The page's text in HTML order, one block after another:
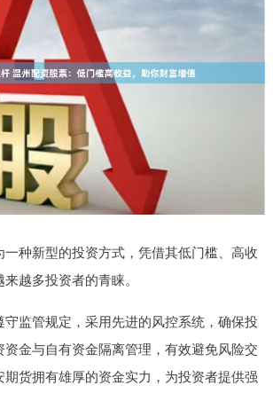
种新型的投资方式，凭借其低门槛、高收
越多投资者的青睐。
守监管规定，采用先进的风控系统，确保投
金与自有资金隔离管理，有效避免风险交
期货拥有雄厚的资金实力，为投资者提供强